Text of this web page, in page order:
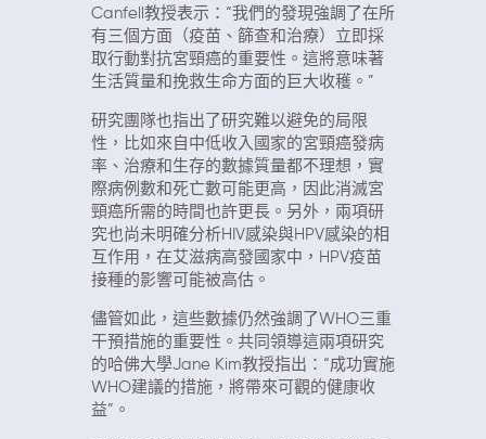
Canfell教授表示：“我們的發現強調了在所
有三個方面（疫苗、篩查和治療）立即採
取行動對抗宮頸癌的重要性。這將意味著
生活質量和挽救生命方面的巨大收穫。”
研究團隊也指出了研究難以避免的局限
性，比如來自中低收入國家的宮頸癌發病
率、治療和生存的數據質量都不理想，實
際病例數和死亡數可能更高，因此消滅宮
頸癌所需的時間也許更長。另外，兩項研
究也尚未明確分析HIV感染與HPV感染的相
互作用，在艾滋病高發國家中，HPV疫苗
接種的影響可能被高估。
儘管如此，這些數據仍然強調了WHO三重
干預措施的重要性。共同領導這兩項研究
的哈佛大學Jane Kim教授指出：“成功實施
WHO建議的措施，將帶來可觀的健康收
益”。